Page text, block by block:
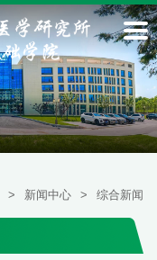
> 新闻中心 > 综合新闻